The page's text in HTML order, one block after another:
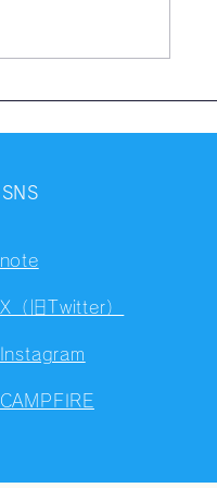
SNS
note
X（旧Twitter）
Instagram
CAMPFIRE